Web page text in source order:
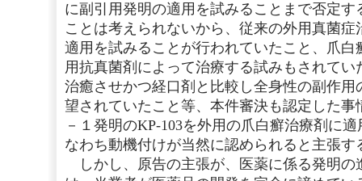
に副引用発明の適用を試みることまで否定
ことは考えられないから、従来の外用真菌
適用を試みることが行われていたこと、爪
用抗真菌剤によって治療する試みもされて
治癒させかつ経口剤と比較し全身性の副作
望されていたこと等、本件審決も認定した
－１発明のKP-103を外用の爪白癬治療剤に
なわち動機付けが当然に認められると主張す
しかし、原告の主張が、医薬に係る発明の